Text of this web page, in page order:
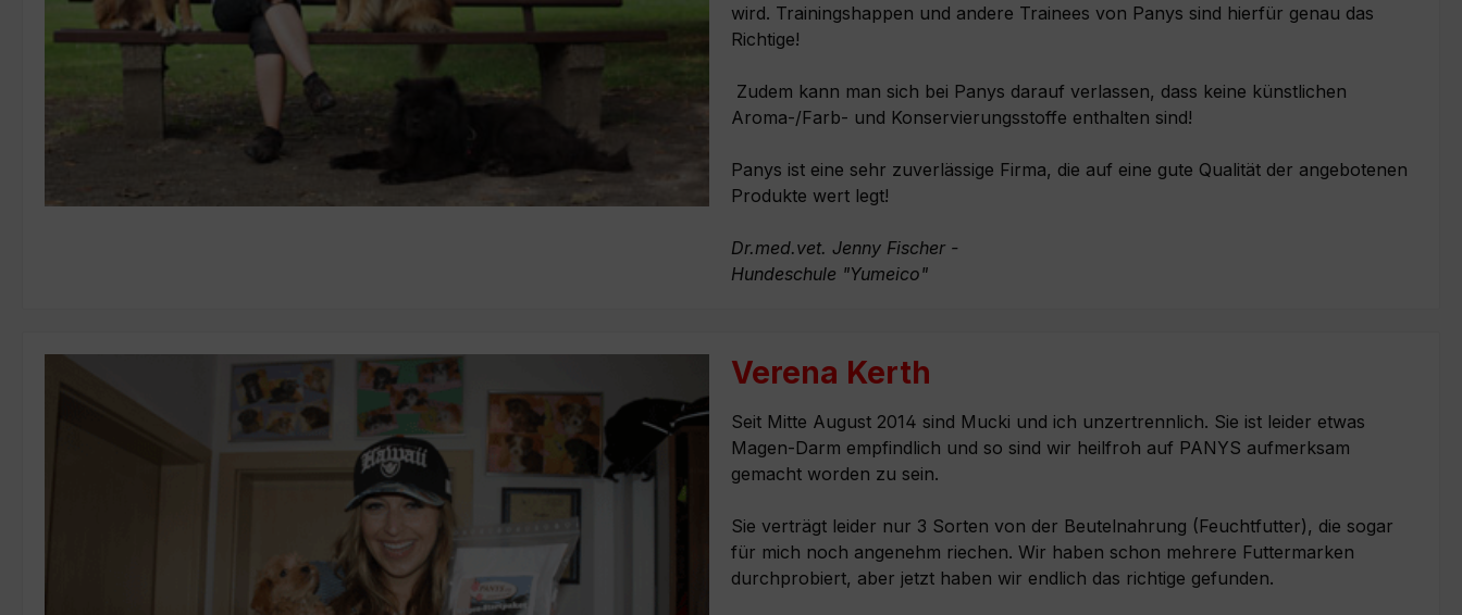
wird. Trainingshappen und andere Trainees von Panys sind hierfür genau das
Richtige!
Zudem kann man sich bei Panys darauf verlassen, dass keine künstlichen
Aroma-/Farb- und Konservierungsstoffe enthalten sind!
Panys ist eine sehr zuverlässige Firma, die auf eine gute Qualität der angebotenen
Produkte wert legt!
Dr.med.vet. Jenny Fischer -
Hundeschule "Yumeico"
Verena Kerth
Seit Mitte August 2014 sind Mucki und ich unzertrennlich. Sie ist leider etwas
Magen-Darm empfindlich und so sind wir heilfroh auf PANYS aufmerksam
gemacht worden zu sein.
Sie verträgt leider nur 3 Sorten von der Beutelnahrung (Feuchtfutter), die sogar
für mich noch angenehm riechen. Wir haben schon mehrere Futtermarken
durchprobiert, aber jetzt haben wir endlich das richtige gefunden.